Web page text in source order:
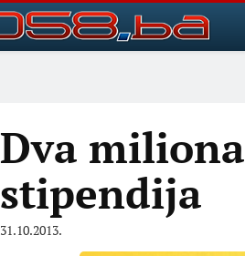
Dva
stipendija
31.10.2013.